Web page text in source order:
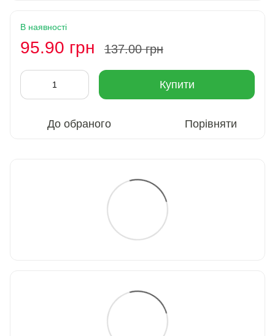
В наявності
95.90 грн 137.00 грн
Купити
До обраного Порівняти